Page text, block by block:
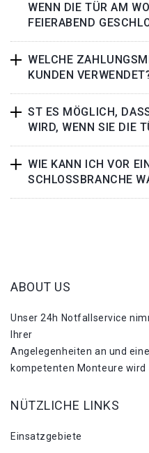
WENN DIE TÜR AM
FEIERABEND
WELCHE
KUNDEN
ST ES MÖGLICH,
WIRD, WENN SIE DIE
WIE KANN ICH VOR
SCHLOSSBRANCHE
ABOUT US
Unser 24h Notfallservice
Ihrer
Angelegenheiten an und
kompetenten Monteure wird
NÜTZLICHE LINKS
Einsatzgebiete